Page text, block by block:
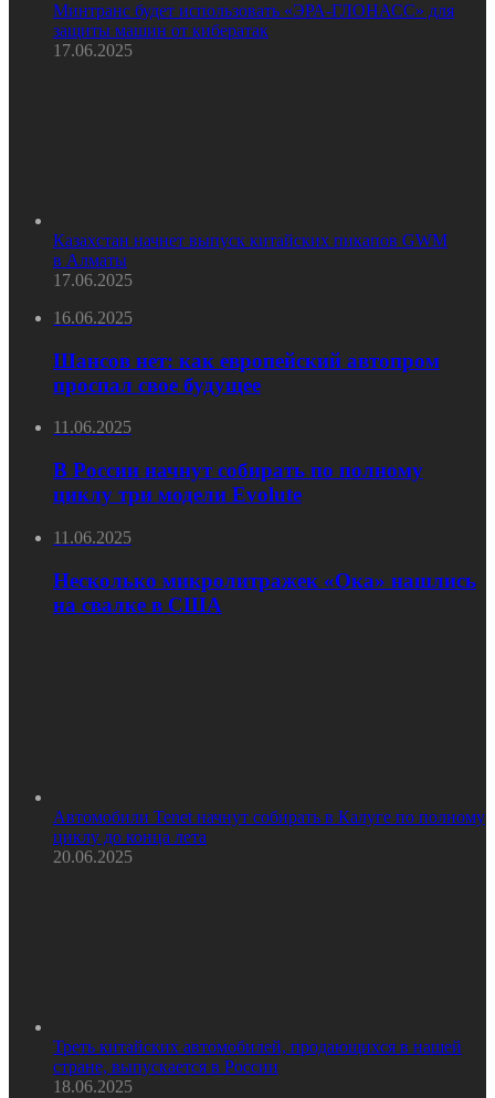
Минтранс будет использовать «ЭРА-ГЛОНАСС» для
защиты машин от кибератак
17.06.2025
Казахстан начнет выпуск китайских пикапов GWM
в Алматы
17.06.2025
16.06.2025
Шансов нет: как европейский автопром
проспал свое будущее
11.06.2025
В России начнут собирать по полному
циклу три модели Evolute
11.06.2025
Несколько микролитражек «Ока» нашлись
на свалке в США
Автомобили Tenet начнут собирать в Калуге по полному
циклу до конца лета
20.06.2025
Треть китайских автомобилей, продающихся в нашей
стране, выпускается в России
18.06.2025